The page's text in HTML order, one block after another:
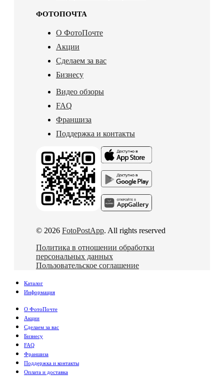
ФОТОПОЧТА
О ФотоПочте
Акции
Сделаем за вас
Бизнесу
Видео обзоры
FAQ
Франшиза
Поддержка и контакты
© 2026 FotoPostApp. All rights reserved
Политика в отношении обработки
персональных данных
Пользовательское соглашение
Каталог
Информация
О ФотоПочте
Акции
Сделаем за вас
Бизнесу
FAQ
Франшиза
Поддержка и контакты
Оплата и доставка